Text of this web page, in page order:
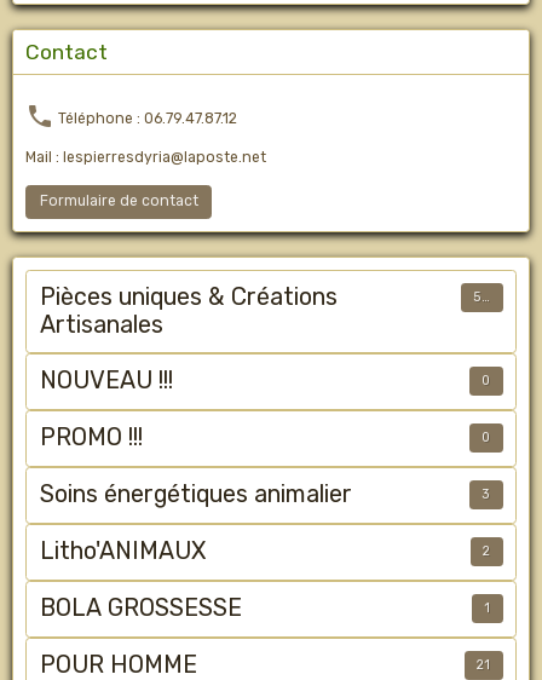
Contact
Téléphone : 06.79.47.87.12
Mail : lespierresdyria@laposte.net
Formulaire de contact
Pièces uniques & Créations
Artisanales
50
NOUVEAU !!! 0
PROMO !!! 0
Soins énergétiques animalier 3
Litho'ANIMAUX 2
BOLA GROSSESSE 1
POUR HOMME 21